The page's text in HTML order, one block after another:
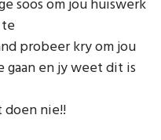
soos om jou huiswerk
probeer kry om jou
gaan en jy weet dit is
doen nie!!